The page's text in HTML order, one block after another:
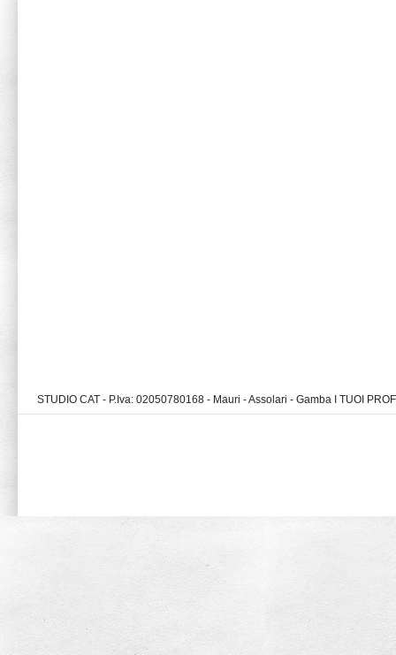
STUDIO CAT - P.Iva: 02050780168 - Mauri - Assolari - Gamba I TUOI